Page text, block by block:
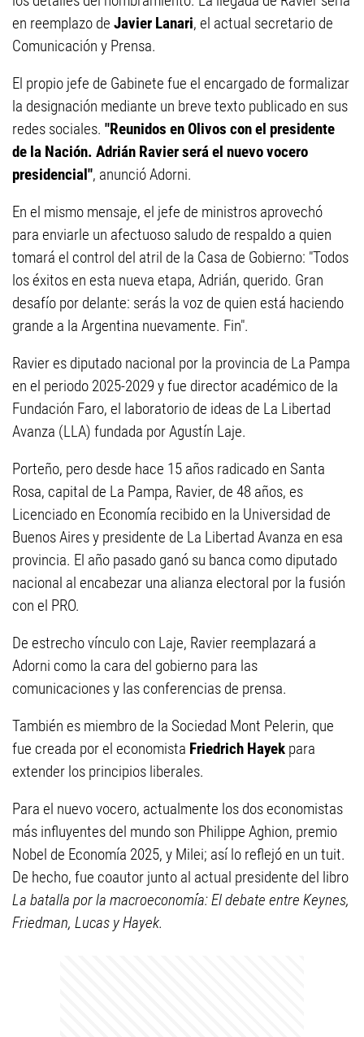
en reemplazo de Javier Lanari, el actual secretario de
Comunicación y Prensa.
El propio jefe de Gabinete fue el encargado de formalizar
la designación mediante un breve texto publicado en sus
redes sociales. "Reunidos en Olivos con el presidente
de la Nación. Adrián Ravier será el nuevo vocero
presidencial", anunció Adorni.
En el mismo mensaje, el jefe de ministros aprovechó
para enviarle un afectuoso saludo de respaldo a quien
tomará el control del atril de la Casa de Gobierno: "Todos
los éxitos en esta nueva etapa, Adrián, querido. Gran
desafío por delante: serás la voz de quien está haciendo
grande a la Argentina nuevamente. Fin".
Ravier es diputado nacional por la provincia de La Pampa
en el periodo 2025-2029 y fue director académico de la
Fundación Faro, el laboratorio de ideas de La Libertad
Avanza (LLA) fundada por Agustín Laje.
Porteño, pero desde hace 15 años radicado en Santa
Rosa, capital de La Pampa, Ravier, de 48 años, es
Licenciado en Economía recibido en la Universidad de
Buenos Aires y presidente de La Libertad Avanza en esa
provincia. El año pasado ganó su banca como diputado
nacional al encabezar una alianza electoral por la fusión
con el PRO.
De estrecho vínculo con Laje, Ravier reemplazará a
Adorni como la cara del gobierno para las
comunicaciones y las conferencias de prensa.
También es miembro de la Sociedad Mont Pelerin, que
fue creada por el economista Friedrich Hayek para
extender los principios liberales.
Para el nuevo vocero, actualmente los dos economistas
más influyentes del mundo son Philippe Aghion, premio
Nobel de Economía 2025, y Milei; así lo reflejó en un tuit.
De hecho, fue coautor junto al actual presidente del libro
La batalla por la macroeconomía: El debate entre Keynes,
Friedman, Lucas y Hayek.